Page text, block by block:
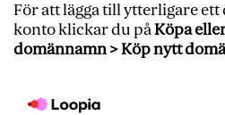
För att lägga till ytterligare
konto klickar du påKöpa
domännamn > Köp nytt